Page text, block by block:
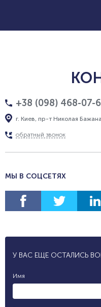
+38 (098) 468-07-
г. Киев, пр-т Николая
обратный звонок
МЫ В СОЦСЕТЯХ
У ВАС ЕЩЕ ОСТАЛИСЬ
Имя